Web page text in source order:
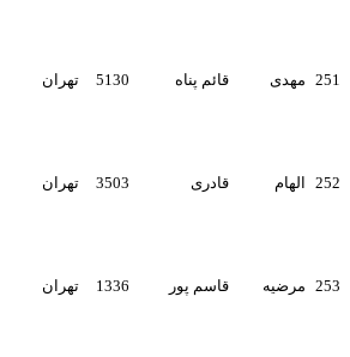
قائم پناه 5130 تهران اسلامشهر
قادری 3503 تهران تهران
قاسم پور 1336 تهران تهران